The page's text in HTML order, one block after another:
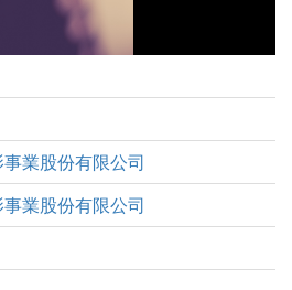
業股份有限公司
業股份有限公司